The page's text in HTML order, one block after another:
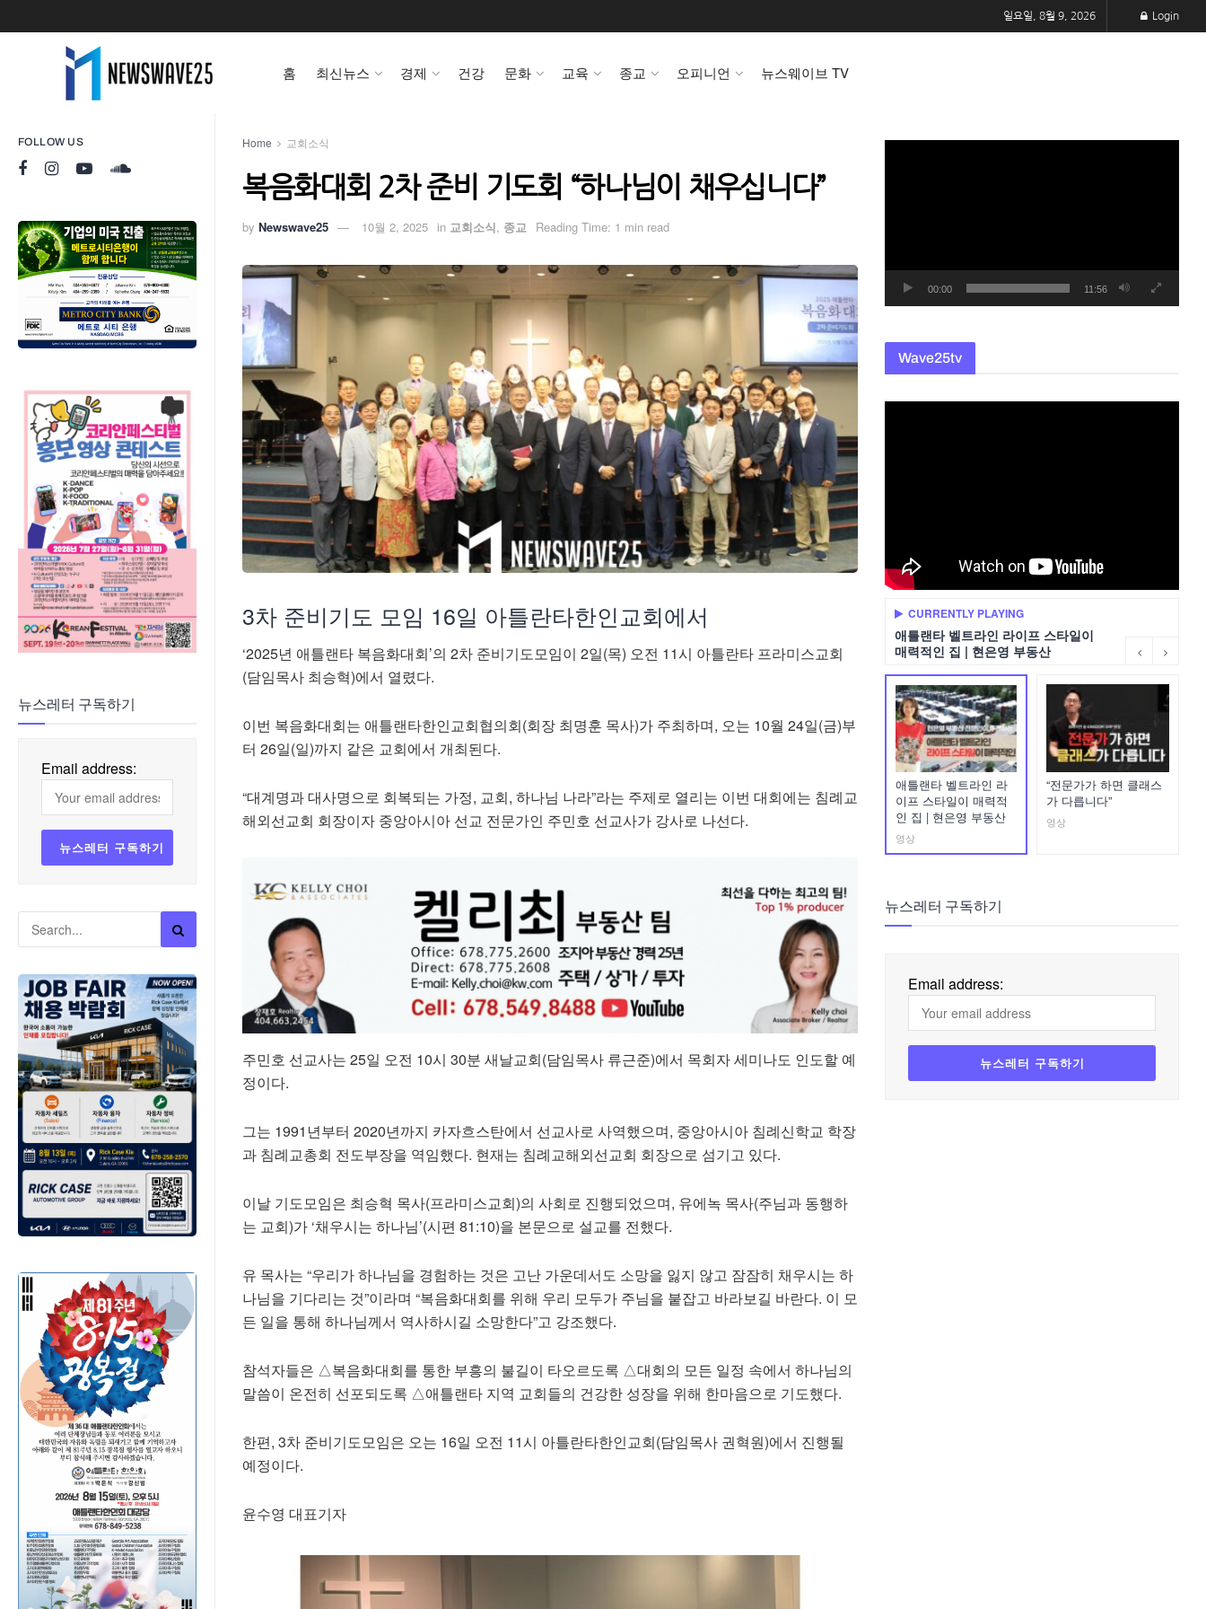
FOLLOW US
뉴스레터 구독하기
Email address:
일요일, 8월 9, 2026 Login
홈 최신뉴스 경제 건강 문화 교육 종교 오피니언 뉴스웨이브 TV
Home 교회소식
복음화대회 2차 준비 기도회 “하나님이 채우십니다”
by Newswave25 10월 2, 2025 in 교회소식, 종교 Reading Time: 1 min read
3차 준비기도 모임 16일 아틀란타한인교회에서
‘2025년 애틀랜타 복음화대회’의 2차 준비기도모임이 2일(목) 오전 11시 아틀란타 프라미스교회
(담임목사 최승혁)에서 열렸다.
이번 복음화대회는 애틀랜타한인교회협의회(회장 최명훈 목사)가 주최하며, 오는 10월 24일(금)부
터 26일(일)까지 같은 교회에서 개최된다.
“대계명과 대사명으로 회복되는 가정, 교회, 하나님 나라”라는 주제로 열리는 이번 대회에는 침례교
해외선교회 회장이자 중앙아시아 선교 전문가인 주민호 선교사가 강사로 나선다.
주민호 선교사는 25일 오전 10시 30분 새날교회(담임목사 류근준)에서 목회자 세미나도 인도할 예
정이다.
그는 1991년부터 2020년까지 카자흐스탄에서 선교사로 사역했으며, 중앙아시아 침례신학교 학장
과 침례교총회 전도부장을 역임했다. 현재는 침례교해외선교회 회장으로 섬기고 있다.
이날 기도모임은 최승혁 목사(프라미스교회)의 사회로 진행되었으며, 유에녹 목사(주님과 동행하
는 교회)가 ‘채우시는 하나님’(시편 81:10)을 본문으로 설교를 전했다.
유 목사는 “우리가 하나님을 경험하는 것은 고난 가운데서도 소망을 잃지 않고 잠잠히 채우시는 하
나님을 기다리는 것”이라며 “복음화대회를 위해 우리 모두가 주님을 붙잡고 바라보길 바란다. 이 모
든 일을 통해 하나님께서 역사하시길 소망한다”고 강조했다.
참석자들은 △복음화대회를 통한 부흥의 불길이 타오르도록 △대회의 모든 일정 속에서 하나님의
말씀이 온전히 선포되도록 △애틀랜타 지역 교회들의 건강한 성장을 위해 한마음으로 기도했다.
한편, 3차 준비기도모임은 오는 16일 오전 11시 아틀란타한인교회(담임목사 권혁원)에서 진행될
예정이다.
윤수영 대표기자
00:00 11:56
Wave25tv
CURRENTLY PLAYING
애틀랜타 벨트라인 라이프 스타일이
매력적인 집 | 현은영 부동산
애틀랜타 벨트라인 라
이프 스타일이 매력적
인 집 | 현은영 부동산
영상
“전문가가 하면 클래스
가 다릅니다”
영상
뉴스레터 구독하기
Email address: